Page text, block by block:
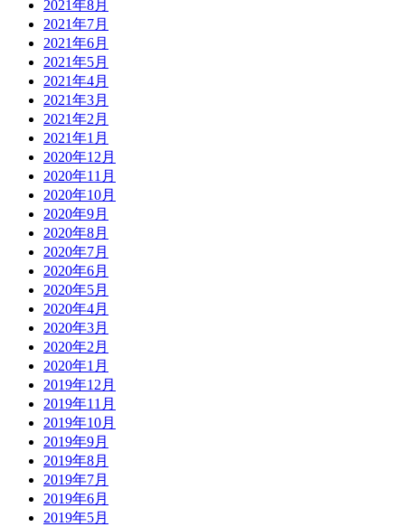
2021年8月
2021年7月
2021年6月
2021年5月
2021年4月
2021年3月
2021年2月
2021年1月
2020年12月
2020年11月
2020年10月
2020年9月
2020年8月
2020年7月
2020年6月
2020年5月
2020年4月
2020年3月
2020年2月
2020年1月
2019年12月
2019年11月
2019年10月
2019年9月
2019年8月
2019年7月
2019年6月
2019年5月